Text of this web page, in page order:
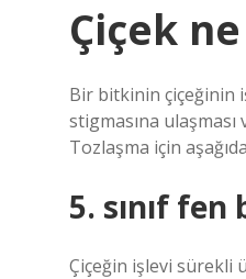
Çiçek
Bir bitkinin çiçeğinin
stigmasına
Tozlaşma için
5. sınıf
Çiçeğin işlevi sürekli